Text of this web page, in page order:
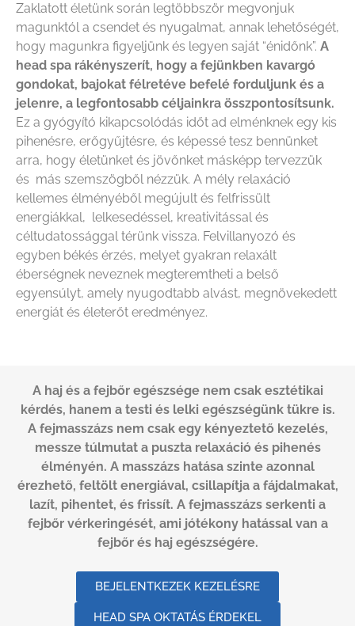
Zaklatott életünk során legtöbbször megvonjuk
magunktól a csendet és nyugalmat, annak lehetőségét,
hogy magunkra figyeljünk és legyen saját “énidőnk”. A
head spa rákényszerít, hogy a fejünkben kavargó
gondokat, bajokat félretéve befelé forduljunk és a
jelenre, a legfontosabb céljainkra összpontosítsunk.
Ez a gyógyító kikapcsolódás időt ad elménknek egy kis
pihenésre, erőgyűjtésre, és képessé tesz bennünket
arra, hogy életünket és jövőnket másképp tervezzük
és más szemszögből nézzük. A mély relaxáció
kellemes élményéből megújult és felfrissült
energiákkal, lelkesedéssel, kreativitással és
céltudatossággal térünk vissza. Felvillanyozó és
egyben békés érzés, melyet gyakran relaxált
éberségnek neveznek megteremtheti a belső
egyensúlyt, amely nyugodtabb alvást, megnövekedett
energiát és életerőt eredményez.
A haj és a fejbőr egészsége nem csak esztétikai
kérdés, hanem a testi és lelki egészségünk tükre is.
A fejmasszázs nem csak egy kényeztető kezelés,
messze túlmutat a puszta relaxáció és pihenés
élményén. A masszázs hatása szinte azonnal
érezhető, feltölt energiával, csillapítja a fájdalmakat,
lazít, pihentet, és frissít. A fejmasszázs serkenti a
fejbőr vérkeringését, ami jótékony hatással van a
fejbőr és haj egészségére.
BEJELENTKEZEK KEZELÉSRE
HEAD SPA OKTATÁS ÉRDEKEL